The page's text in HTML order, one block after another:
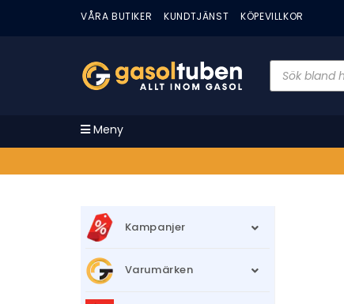
VÅRA BUTIKER KUNDTJÄNST KÖPEVILLKOR
Meny
Kampanjer
Varumärken